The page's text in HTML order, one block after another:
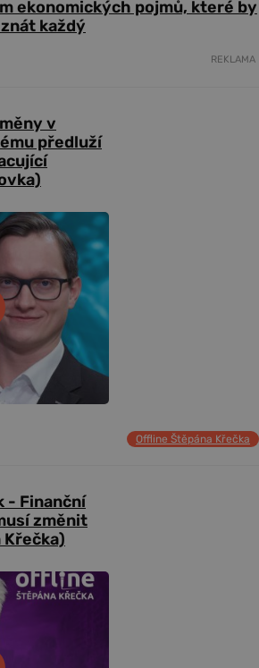
ekonomických pojmů, které by
každý
REKLAMA
v
předluží
Offline Štěpána Křečka
- Finanční
změnit
Křečka)